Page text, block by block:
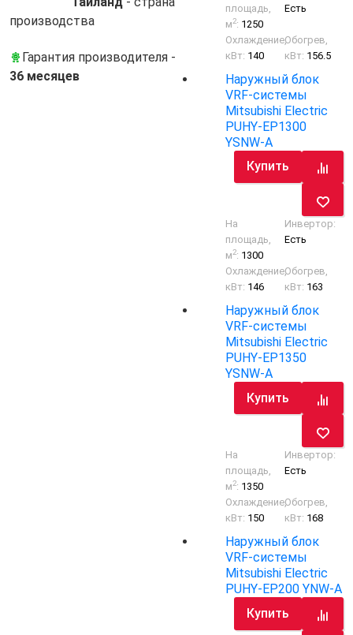
производства
Гарантия производителя -
36 месяцев
площадь,
м2: 1250
Есть
Охлаждение,
кВт: 140
Обогрев,
кВт: 156.5
Наружный блок
VRF-системы
Mitsubishi Electric
PUHY-EP1300
YSNW-A
Купить
На
площадь,
м2: 1300
Инвертор:
Есть
Охлаждение,
кВт: 146
Обогрев,
кВт: 163
Наружный блок
VRF-системы
Mitsubishi Electric
PUHY-EP1350
YSNW-A
Купить
На
площадь,
м2: 1350
Инвертор:
Есть
Охлаждение,
кВт: 150
Обогрев,
кВт: 168
Наружный блок
VRF-системы
Mitsubishi Electric
PUHY-EP200 YNW-A
Купить